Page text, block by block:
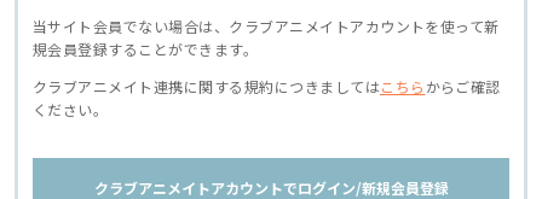
当サイト会員でない場合は、クラブアニメイトアカウントを使って新
規会員登録することができます。
クラブアニメイト連携に関する規約につきましてはこちら からご確認
ください。
クラブアニメイトアカウントでログイン/新規会員登録